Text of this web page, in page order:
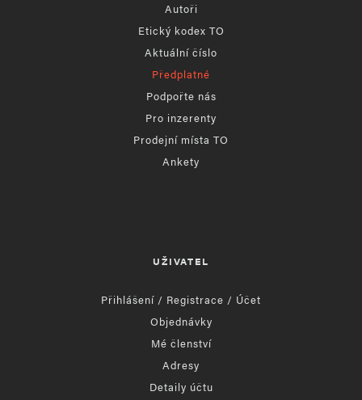
Autoři
Etický kodex TO
Aktuální číslo
Předplatné
Podpořte nás
Pro inzerenty
Prodejní místa TO
Ankety
UŽIVATEL
Přihlášení / Registrace / Účet
Objednávky
Mé členství
Adresy
Detaily účtu